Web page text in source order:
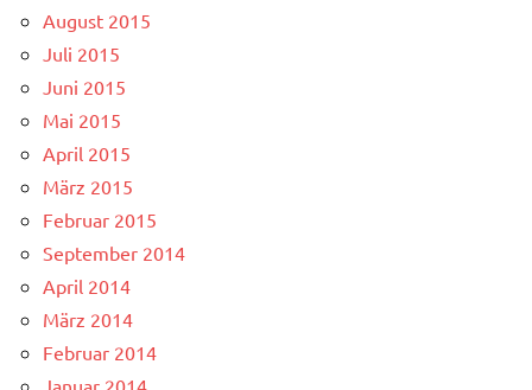
August 2015
Juli 2015
Juni 2015
Mai 2015
April 2015
März 2015
Februar 2015
September 2014
April 2014
März 2014
Februar 2014
Januar 2014